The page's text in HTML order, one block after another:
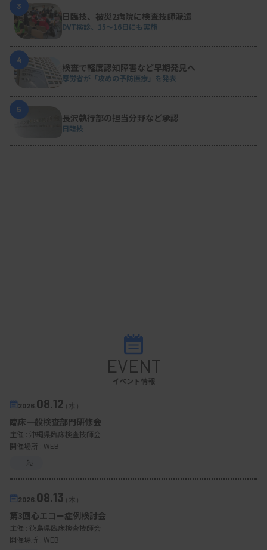
3
日臨技、被災2病院に検査技師派遣
DVT検診、15～16日にも実施
4
検査で軽度認知障害など早期発見へ
厚労省が「攻めの予防医療」を発表
5
長沢執行部の担当分野など承認
日臨技
EVENT
イベント情報
2026. 08.12（水）
臨床一般検査部門研修会
主催 : 沖縄県臨床検査技師会
開催場所 : WEB
一般
2026. 08.13（木）
第3回心エコー症例検討会
主催 : 徳島県臨床検査技師会
開催場所 : WEB